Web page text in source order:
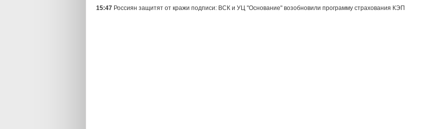
15:47 Россиян защитят от кражи подписи: ВСК и УЦ "Основание" возобновили программу страхования КЭП